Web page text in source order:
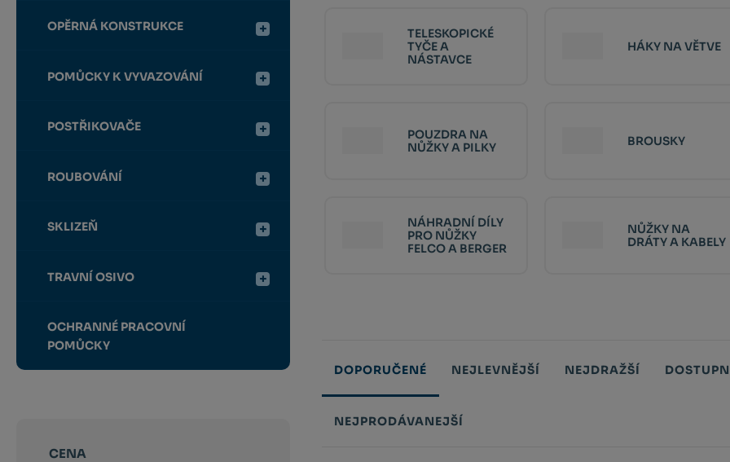
TELESKOPICKÉ
TYČE A
NÁSTAVCE
HÁKY NA VĚTVE
POUZDRA NA
NŮŽKY A PILKY
BROUSKY
NÁHRADNÍ DÍLY
PRO NŮŽKY
FELCO A BERGER
NŮŽKY NA
DRÁTY A KABELY
DOPORUČENÉ NEJLEVNĚJŠÍ NEJDRAŽŠÍ
NEJPRODÁVANEJŠÍ
OPĚRNÁ KONSTRUKCE
POMŮCKY K VYVAZOVÁNÍ
POSTŘIKOVAČE
ROUBOVÁNÍ
SKLIZEŇ
TRAVNÍ OSIVO
OCHRANNÉ PRACOVNÍ
POMŮCKY
CENA